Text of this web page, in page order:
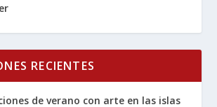
RECIENTES
de verano con arte en las islas